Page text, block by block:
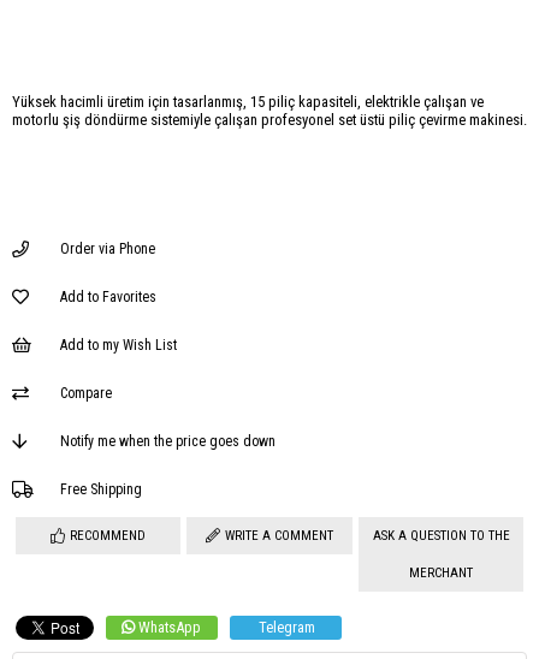
Yüksek hacimli üretim için tasarlanmış, 15 piliç kapasiteli, elektrikle çalışan ve
motorlu şiş döndürme sistemiyle çalışan profesyonel set üstü piliç çevirme makinesi.
Order via Phone
Add to Favorites
Add to my Wish List
Compare
Notify me when the price goes down
Free Shipping
RECOMMEND WRITE A COMMENT ASK A QUESTION TO THE
MERCHANT
WhatsApp Telegram